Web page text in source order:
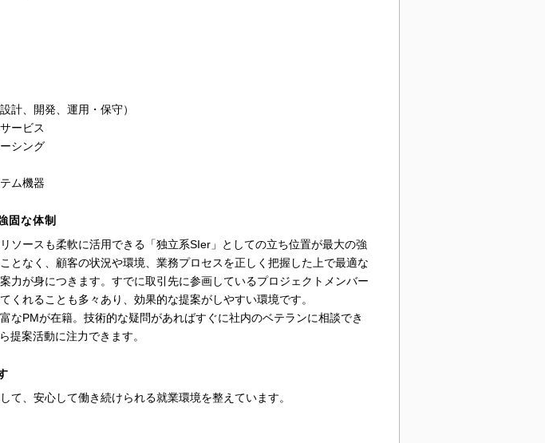
計、開発、運用・保守）
ービス
シング
ム機器
固な体制
ソースも柔軟に活用できる「独立系SIer」としての立ち位置が最大の強
となく、顧客の状況や環境、業務プロセスを正しく把握した上で最適な
力が身につきます。すでに取引先に参画しているプロジェクトメンバー
くれることも多々あり、効果的な提案がしやすい環境です。
なPMが在籍。技術的な疑問があればすぐに社内のベテランに相談でき
提案活動に注力できます。
て、安心して働き続けられる就業環境を整えています。